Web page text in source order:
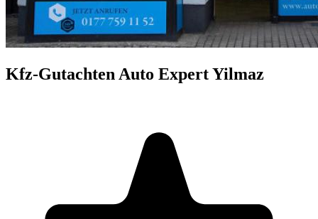
Kfz-Gutachten Auto Expert Yilmaz